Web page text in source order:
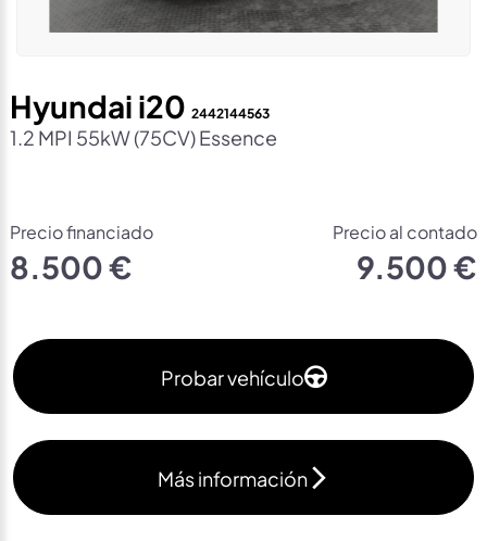
Hyundai i20 2442144563
1.2 MPI 55kW (75CV) Essence
Precio financiado
8.500 €
Precio al contado
9.500 €
Probar vehículo
Más información